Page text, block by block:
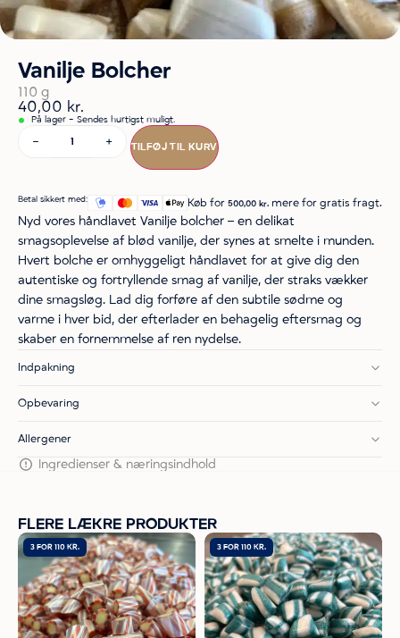
Vanilje Bolcher
110 g
40,00 kr.
På lager - Sendes hurtigst muligt.
- + TILFØJ TIL KURV
Betal sikkert med: Køb for 500,00 kr. mere for gratis fragt.
Nyd vores håndlavet Vanilje bolcher – en delikat
smagsoplevelse af blød vanilje, der synes at smelte i munden.
Hvert bolche er omhyggeligt håndlavet for at give dig den
autentiske og fortryllende smag af vanilje, der straks vækker
dine smagsløg. Lad dig forføre af den subtile sødme og
varme i hver bid, der efterlader en behagelig eftersmag og
skaber en fornemmelse af ren nydelse.
Indpakning
Opbevaring
Allergener
Ingredienser & næringsindhold
FLERE LÆKRE PRODUKTER
3 FOR 110 KR. 3 FOR 110 KR.